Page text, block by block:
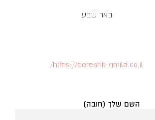
באר שבע
https://bereshit-gmila.co.il/
השם שלך (חובה)